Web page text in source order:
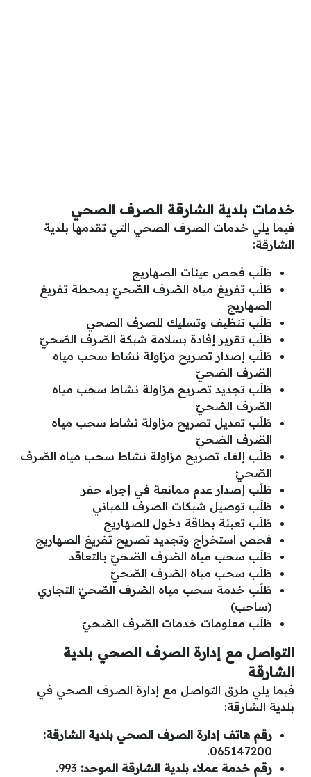
خدمات بلدية الشارقة الصرف الصحي
فيما يلي خدمات الصرف الصحي التي تقدمها بلدية
الشارقة:
طَلَب فحص عينات الصهاريج
طَلَب تفريغ مياه الصّرف الصّحيّ بمحطة تفريغ
الصهاريج
طَلَب تنظيف وتسليك للصرف الصحي
طَلَب تقرير إفادة بسلامة شبكة الصّرف الصّحيّ
طَلَب إصدار تصريح مزاولة نشاط سحب مياه
الصّرف الصّحيّ
طَلَب تجديد تصريح مزاولة نشاط سحب مياه
الصّرف الصّحيّ
طَلَب تعديل تصريح مزاولة نشاط سحب مياه
الصّرف الصّحيّ
طَلَب إلغاء تصريح مزاولة نشاط سحب مياه الصّرف
الصّحيّ
طَلَب إصدار عدم ممانعة في إجراء حفر
طَلَب توصيل شبكات الصرف للمباني
طَلَب تعبئة بطاقة دخول للصهاريج
فحص استخراج وتجديد تصريح تفريغ الصهاريج
طَلَب سحب مياه الصّرف الصّحيّ بالتعاقد
طَلَب سحب مياه الصّرف الصّحيّ
طَلَب خدمة سحب مياه الصّرف الصّحيّ التجاري
(ساحب)
طَلَب معلومات خدمات الصّرف الصّحيّ
التواصل مع إدارة الصرف الصحي بلدية
الشارقة
فيما يلي طرق التواصل مع إدارة الصرف الصحي في
بلدية الشارقة:
رقم هاتف إدارة الصرف الصحي بلدية الشارقة:
065147200.
رقم خدمة عملاء بلدية الشارقة الموحد: